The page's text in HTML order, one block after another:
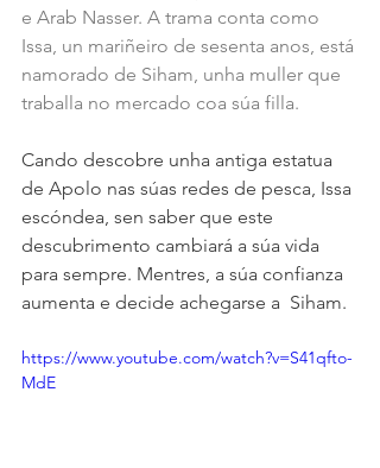
e Arab Nasser. A trama conta como
Issa, un mariñeiro de sesenta anos, está
namorado de Siham, unha muller que
traballa no mercado coa súa filla.
Cando descobre unha antiga estatua
de Apolo nas súas redes de pesca, Issa
escóndea, sen saber que este
descubrimento cambiará a súa vida
para sempre. Mentres, a súa confianza
aumenta e decide achegarse a  Siham.
https://www.youtube.com/watch?v=S41qfto-
MdE